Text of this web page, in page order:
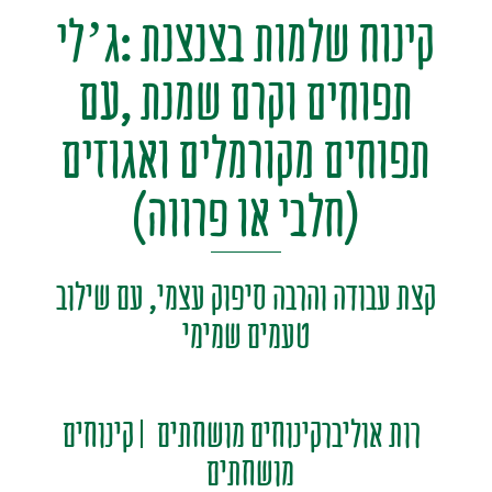
קינוח שלמות בצנצנת :ג’לי
תפוחים וקרם שמנת ,עם
תפוחים מקורמלים ואגוזים
(חלבי או פרווה)
קצת עבודה והרבה סיפוק עצמי, עם שילוב
טעמים שמימי
רות אוליברקינוחים מושחתים קינוחים
מושחתים